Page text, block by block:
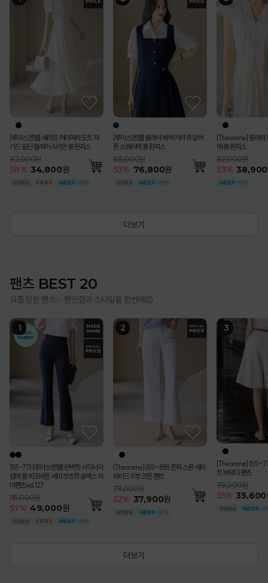
[루이스엔젤] 블러스 사각사각 쟈가드
꽃잎 소매 페플럼 자켓 블라우스
99,000원
48,800원
[루이스엔젤] 헤라드 사각사각 썸머 쿨
벨트SET 스탠다드 테일러드 더블 자켓
198,000원
% 89,200
(55-77) 로미아 완
[루이스엔젤] 세라프 여리여리 도트 쟈
가드 밑단 플레어 A라인 롱 원피스
82,000원
34,800원
[Theonme] 플라워 펀칭 콩단추 캡소
매 롱 원피스
82,000원
% 38,900
[루이스엔젤] 클래식
[루이스엔젤] 블러스 사각사각 쟈가드
꽃잎 소매 페플럼 자켓 블라우스
99,000원
48,800원
[Theonme] 요루 시스루 리본 뒷트임
42,000원
% 18,200
[Theonme] 레터링
(55-77) [루이스엔젤] 완벽핏 사각사각
썸머 쿨 비조버튼 세미 부츠컷 슬랙스 악
마팬츠vol.127
49,000
[Theonme] (55~88) 쫀득 스판 세미
와이드 9부 코튼 팬츠
79,000원
% 37,900
[Theonme] 하트 자수 스트라이프 프
릴 캡소매 니트
65,000원
30,300원
에스닉 시스루 레이스 브이라인 배색 캡
소매 니트 나시
36,000원
% 18,100
[Theonme] 버튼 딥
펀칭 스트라이프 백밴딩 쿨 썸머 면 맞주
름 플리츠 A라인 롱 스커트
119,000원
58,400원
[Theonme] 엠보 도트 시스루 뒷밴딩
미디 스커트
63,000원
% 28,800
[코디set특가]수플
[루이스엔젤] 세라프 여리여리 도트 쟈
가드 밑단 플레어 A라인 롱 원피스
82,000원
58% 34,800원
[루이스엔젤] 클래식 배색 카라 쥬얼 버
튼 스퀘어넥 롱 원피스
165,000원
53% 76,800원
[Theonme] 플라워
매 롱 원피스
82,000원
53% 38,900
더보기
팬츠 BEST 20
요즘 핫한 팬츠✨ 편안함과 스타일을 한번에😍
(55-77) [루이스엔젤] 완벽핏 사각사각
썸머 쿨 비조버튼 세미 부츠컷 슬랙스 악
마팬츠vol.127
115,000원
57% 49,000원
[Theonme] (55~88) 쫀득 스판 세미
와이드 9부 코튼 팬츠
79,000원
52% 37,900원
[Theonme]
트 버뮤다 팬츠
79,000원
55% 35,600
더보기